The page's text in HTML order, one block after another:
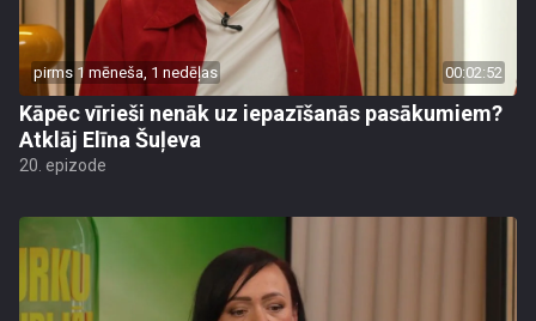
pirms 1 mēneša, 1 nedēļas 00:02:52
Kāpēc vīrieši nenāk uz iepazīšanās pasākumiem?
Atklāj Elīna Šuļeva
20. epizode